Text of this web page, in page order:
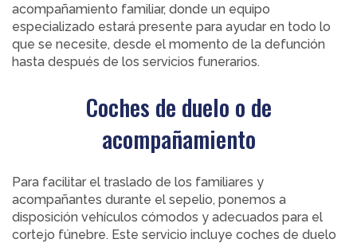
acompañamiento familiar, donde un equipo
especializado estará presente para ayudar en todo lo
que se necesite, desde el momento de la defunción
hasta después de los servicios funerarios.
Coches de duelo o de
acompañamiento
Para facilitar el traslado de los familiares y
acompañantes durante el sepelio, ponemos a
disposición vehículos cómodos y adecuados para el
cortejo fúnebre. Este servicio incluye coches de duelo